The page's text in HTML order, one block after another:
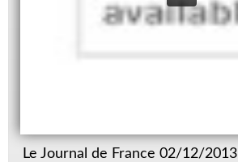
Le Journal de France 02/12/2013